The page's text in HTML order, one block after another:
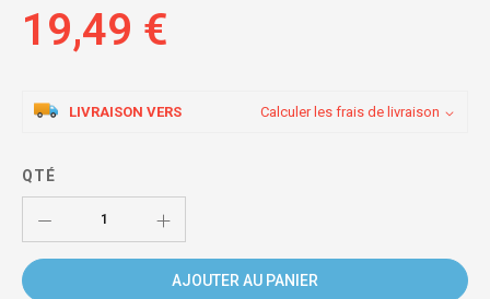
images
gallery
19,49 €
LIVRAISON VERS Calculer les frais de livraison
QTÉ
AJOUTER AU PANIER